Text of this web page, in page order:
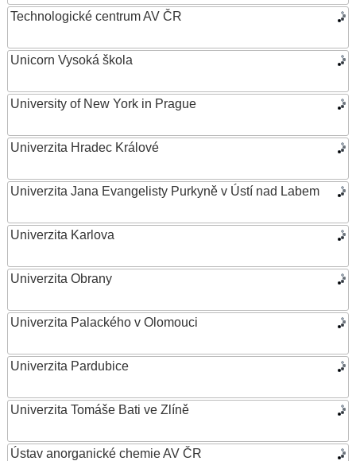
Technologické centrum AV ČR
Unicorn Vysoká škola
University of New York in Prague
Univerzita Hradec Králové
Univerzita Jana Evangelisty Purkyně v Ústí nad Labem
Univerzita Karlova
Univerzita Obrany
Univerzita Palackého v Olomouci
Univerzita Pardubice
Univerzita Tomáše Bati ve Zlíně
Ústav anorganické chemie AV ČR